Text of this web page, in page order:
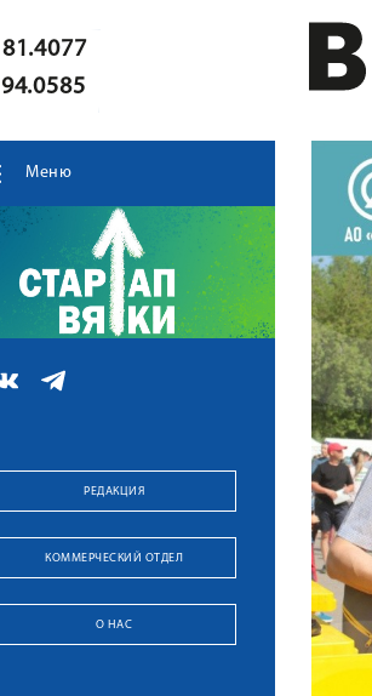
81.4077
94.0585
Меню
РЕДАКЦИЯ
КОММЕРЧЕСКИЙ ОТДЕЛ
О НАС